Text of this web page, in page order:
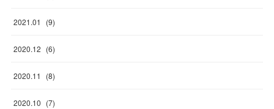
2021.01 (9)
2020.12 (6)
2020.11 (8)
2020.10 (7)